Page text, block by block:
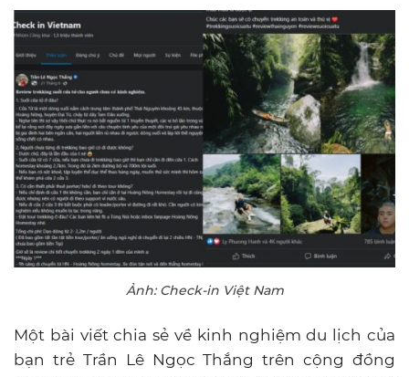
Ảnh: Check-in Việt Nam
Một bài viết chia sẻ về kinh nghiệm du lịch của
bạn trẻ Trần Lê Ngọc Thắng trên cộng đồng